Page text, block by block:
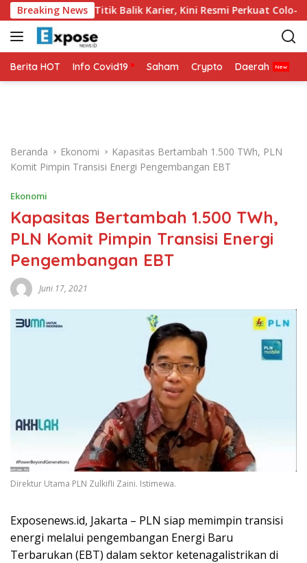
a
g
u
Breaking News
2026 Jadi Titik Balik Karier, Kini Resmi Perkuat Colo-Colo
Berita HOT Info Covid19 Saham Crypto Daerah
Beranda Ekonomi
Kapasitas Bertambah 1.500 TWh, PLN
Komit Pimpin Transisi Energi Pengembangan EBT
Ekonomi
Kapasitas Bertambah 1.500 TWh,
PLN Komit Pimpin Transisi Energi
Pengembangan EBT
Juni 17, 2021
Direktur Utama PLN Zulkifli Zaini. Istimewa.
Exposenews.id, Jakarta – PLN siap memimpin transisi
energi melalui pengembangan Energi Baru
Terbarukan (EBT) dalam sektor ketenagalistrikan di